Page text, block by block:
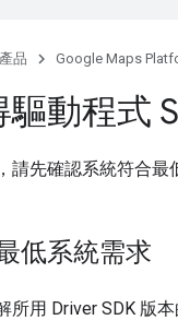
產品 Google Maps
驅動程式
請先確認系統符合最
低系統需求
所用 Driver SDK 版